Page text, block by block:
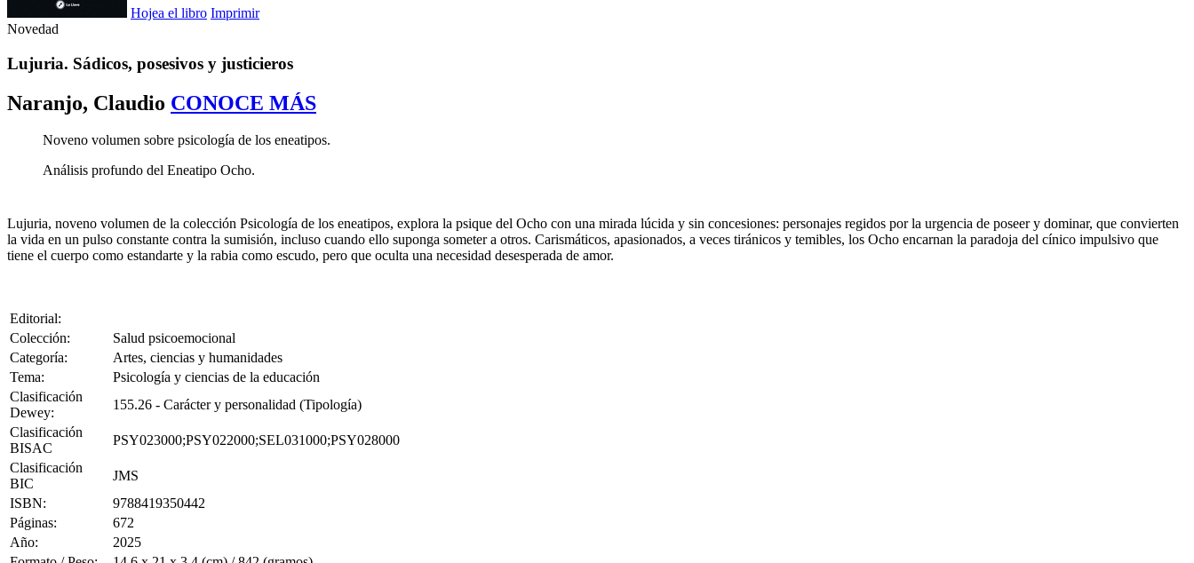
Hojea el libro Imprimir
Novedad
Lujuria. Sádicos, posesivos y justicieros
Naranjo, Claudio CONOCE MÁS
Noveno volumen sobre psicología de los eneatipos.
Análisis profundo del Eneatipo Ocho.
Lujuria, noveno volumen de la colección Psicología de los eneatipos, explora la psique del Ocho con una mirada lúcida y sin concesiones: personajes regidos por la urgencia de poseer y dominar, que convierten
la vida en un pulso constante contra la sumisión, incluso cuando ello suponga someter a otros. Carismáticos, apasionados, a veces tiránicos y temibles, los Ocho encarnan la paradoja del cínico impulsivo que
tiene el cuerpo como estandarte y la rabia como escudo, pero que oculta una necesidad desesperada de amor.
Editorial:
Colección:
Salud psicoemocional
Categoría:
Artes, ciencias y humanidades
Tema:
Psicología y ciencias de la educación
Clasificación
Dewey:
155.26 - Carácter y personalidad (Tipología)
Clasificación
BISAC
PSY023000;PSY022000;SEL031000;PSY028000
Clasificación
BIC
JMS
ISBN:
9788419350442
Páginas:
672
Año:
2025